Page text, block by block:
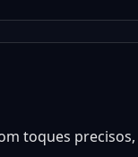
toques